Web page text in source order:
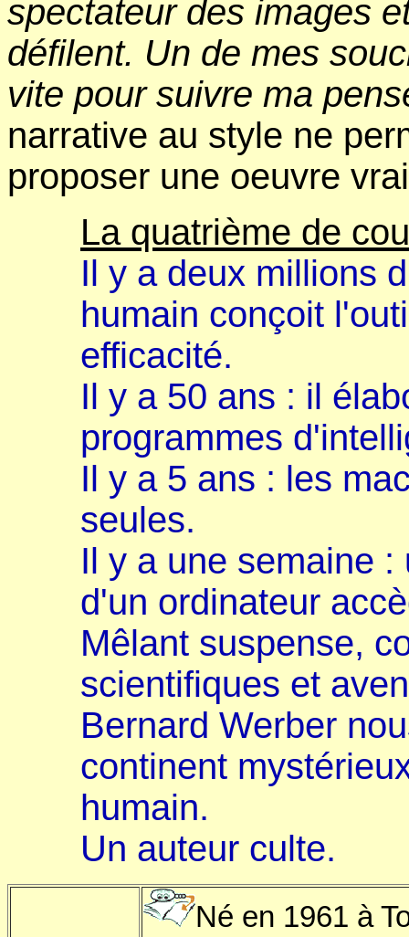
spectateur des images
défilent. Un de mes
vite pour suivre ma
narrative au style ne
proposer une oeuvre
La quatrième de
Il y a deux millions
humain conçoit
efficacité.
Il y a 50 ans : il
programmes
Il y a 5 ans : les
seules.
Il y a une semaine
d'un ordinateur
Mêlant suspense,
scientifiques et
Bernard Werber
continent
humain.
Un auteur culte.
Né en 1961 à